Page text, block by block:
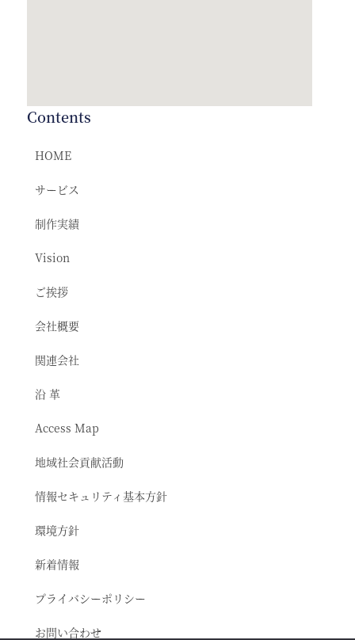
Contents
HOME
サービス
制作実績
Vision
ご挨拶
会社概要
関連会社
沿 革
Access Map
地域社会貢献活動
情報セキュリティ基本方針
環境方針
新着情報
プライバシーポリシー
お問い合わせ